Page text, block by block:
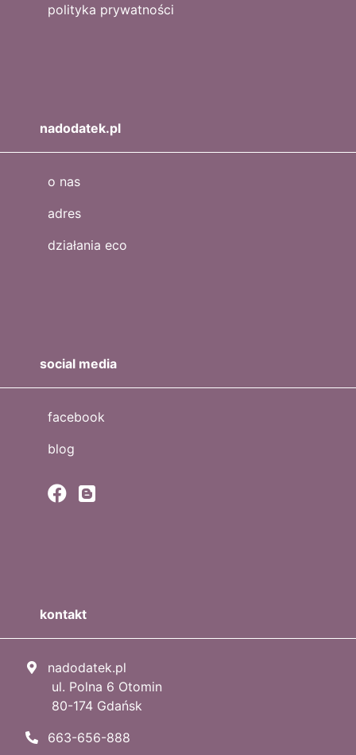
polityka prywatności
nadodatek.pl
o nas
adres
działania eco
social media
facebook
blog
kontakt
nadodatek.pl
ul. Polna 6 Otomin
80-174 Gdańsk
663-656-888